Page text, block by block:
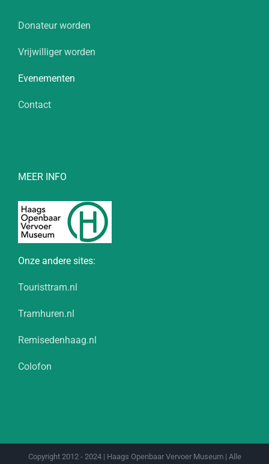
Donateur worden
Vrijwilliger worden
Evenementen
Contact
MEER INFO
Onze andere sites:
Touristtram.nl
Tramhuren.nl
Remisedenhaag.nl
Colofon
Copyright 2012 - 2024 | Haags Openbaar Vervoer Museum | Alle